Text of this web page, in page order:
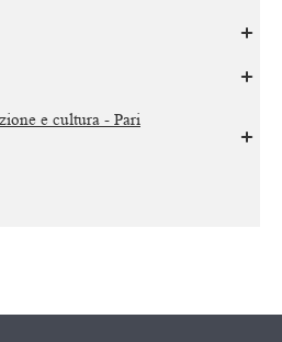
e cultura - Pari